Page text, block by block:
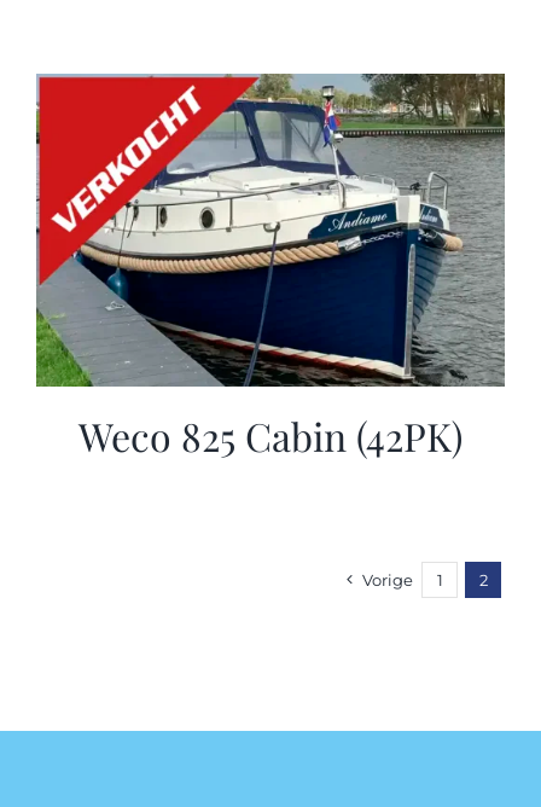
Weco 825 Cabin (42PK)
Vorige 1 2